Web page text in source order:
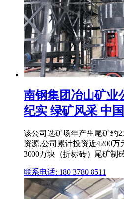
南钢集团冶山矿业
纪实 绿矿风采 中
该公司选矿场年产生尾矿约
资源,公司累计投资近4200
3000万块（折标砖）尾矿制
联系电话: 180 3780 8511